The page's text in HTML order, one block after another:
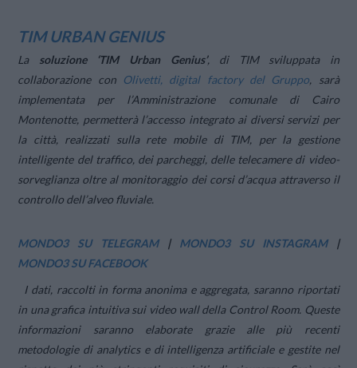
TIM URBAN GENIUS
La soluzione ‘TIM Urban Genius’, di TIM sviluppata in
collaborazione con Olivetti, digital factory del Gruppo, sarà
implementata per l’Amministrazione comunale di Cairo
Montenotte, permetterà l’accesso integrato ai diversi servizi per
la città, realizzati sulla rete mobile di TIM, per la gestione
intelligente del traffico, dei parcheggi, delle telecamere di video-
sorveglianza oltre al monitoraggio dei corsi d’acqua attraverso il
controllo dell’alveo fluviale.
MONDO3 SU TELEGRAM| MONDO3 SU INSTAGRAM|
MONDO3 SU FACEBOOK
I dati, raccolti in forma anonima e aggregata, saranno riportati
in una grafica intuitiva sui video wall della Control Room. Queste
informazioni saranno elaborate grazie alle più recenti
metodologie di analytics e di intelligenza artificiale e gestite nel